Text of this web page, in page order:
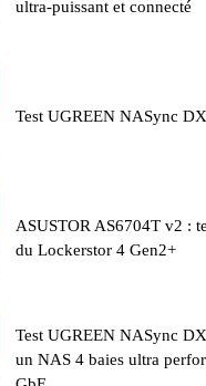
ultra-puissant et connecté
Test UGREEN NASync
ASUSTOR AS6704T v2 :
du Lockerstor 4 Gen2+
Test UGREEN NASync
un NAS 4 baies ultra